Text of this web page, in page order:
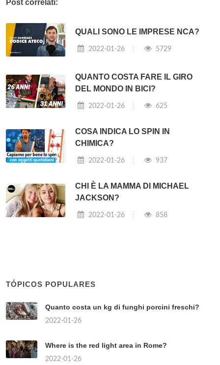
Post correlati:
QUALI SONO LE IMPRESE NCA?
2022-01-26 5729
QUANTO COSTA FARE IL GIRO
DEL MONDO IN BICI?
2022-01-26 625
COSA INDICA LO SPIN IN
CHIMICA?
2022-01-26 937
CHI È LA MAMMA DI MICHAEL
JACKSON?
2022-01-26 858
TÓPICOS POPULARES
Quanto costa un kg di funghi porcini freschi?
2022-01-26
Where is the red light area in Rome?
2022-01-26